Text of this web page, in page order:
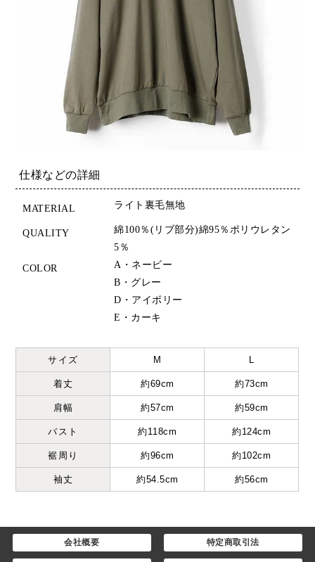
仕様などの詳細
MATERIAL ライト裏毛無地
QUALITY
綿100％(リブ部分)綿95％ポリウレタン
5％
COLOR
A・ネービー
B・グレー
D・アイボリー
E・カーキ
サイズ M
着丈 約69cm 約73cm
肩幅 約57cm 約59cm
バスト 約118cm 約124cm
裾周り 約96cm 約102cm
袖丈 約54.5cm 約56cm
会社概要 特定商取引法